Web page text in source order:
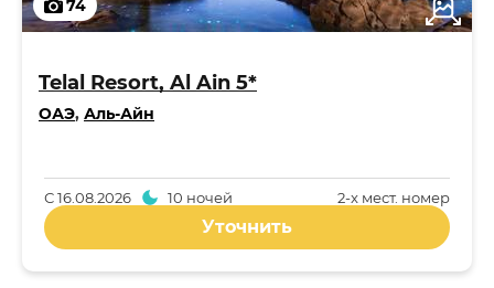
74
Telal Resort, Al Ain 5*
ОАЭ, Аль-Айн
2-x мест. номер
С16.08.2026 10 ночей
Уточнить